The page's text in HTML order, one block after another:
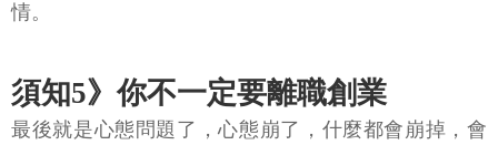
情。
須知5》你不一定要離職創業
最後就是心態問題了，心態崩了，什麼都會崩掉，會